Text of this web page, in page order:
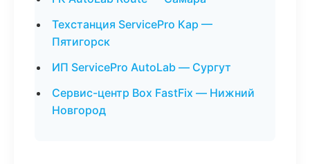
Техстанция ServicePro Кар —
Пятигорск
ИП ServicePro AutoLab — Сургут
Сервис-центр Box FastFix — Нижний
Новгород